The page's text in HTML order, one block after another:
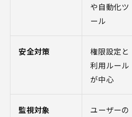
や自動化ツ
ール
安全対策
権限設定と
利用ルール
が中心
監視対象
ユーザーの